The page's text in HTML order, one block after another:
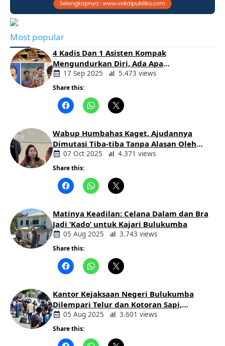
Most popular
4 Kadis Dan 1 Asisten Kompak
Mengundurkan Diri, Ada Apa
Pemerintahan Oloan
17 Sep 2025 5.473 views
Share this:
Wabup Humbahas Kaget, Ajudannya
Dimutasi Tiba-tiba Tanpa Alasan Oleh
Bupati
07 Oct 2025 4.371 views
Share this:
Matinya Keadilan: Celana Dalam dan Bra
Jadi ‘Kado’ untuk Kajari Bulukumba
05 Aug 2025 3.743 views
Share this:
Kantor Kejaksaan Negeri Bulukumba
Dilempari Telur dan Kotoran Sapi,
Keluarga Korban Lakalantas Tuntut
Keadilan
05 Aug 2025 3.601 views
Share this: